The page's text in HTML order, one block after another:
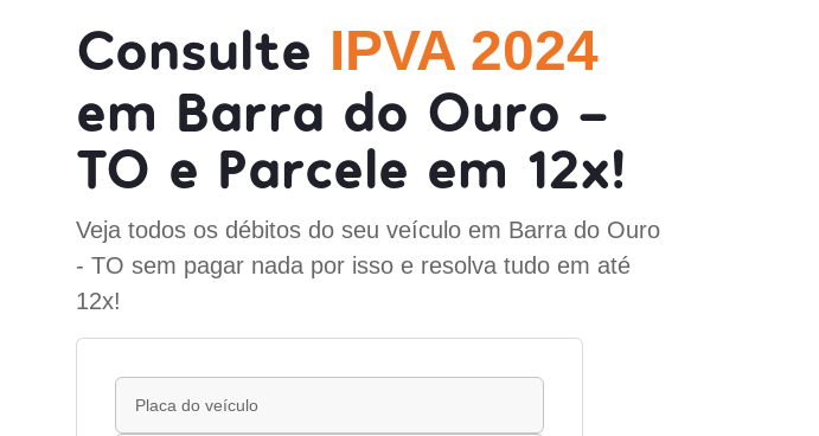
Consulte IPVA 2024
em Barra do Ouro -
TO e Parcele em 12x!
Veja todos os débitos do seu veículo em Barra do Ouro
- TO sem pagar nada por isso e resolva tudo em até
12x!